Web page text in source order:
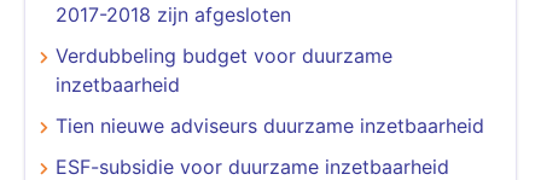
2017-2018 zijn afgesloten
Verdubbeling budget voor duurzame
inzetbaarheid
Tien nieuwe adviseurs duurzame inzetbaarheid
ESF-subsidie voor duurzame inzetbaarheid